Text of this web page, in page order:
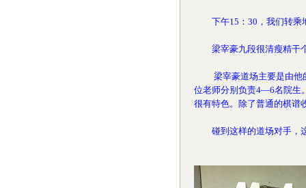
下午15：30，我们转乘
梁宰豪九段很清瘦精干个
梁宰豪道场主要是由他的
位老师分别负责4—6名院生
很有特色。除了普通的棋谱
碰到这样的道场对手，